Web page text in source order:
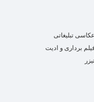
عکاسی تبلیغاتی
برداری و ادیت